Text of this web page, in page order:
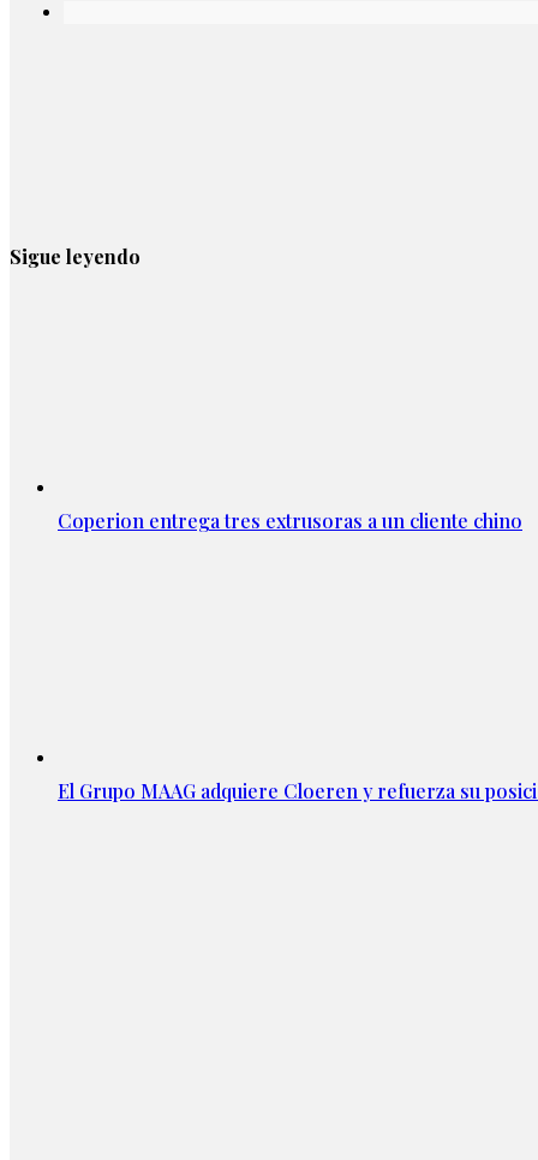
Sigue leyendo
Coperion entrega tres extrusoras a un cliente chino
El Grupo MAAG adquiere Cloeren y refuerza su